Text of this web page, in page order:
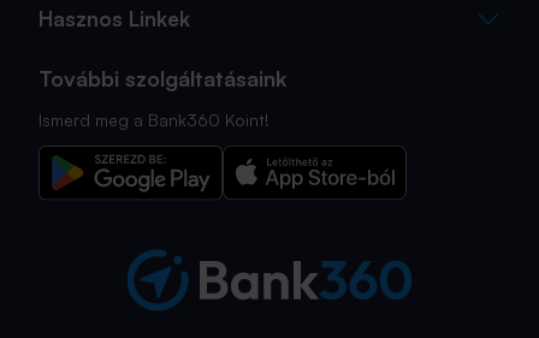
Hasznos Linkek
További szolgáltatásaink
Ismerd meg a Bank360 Koint!